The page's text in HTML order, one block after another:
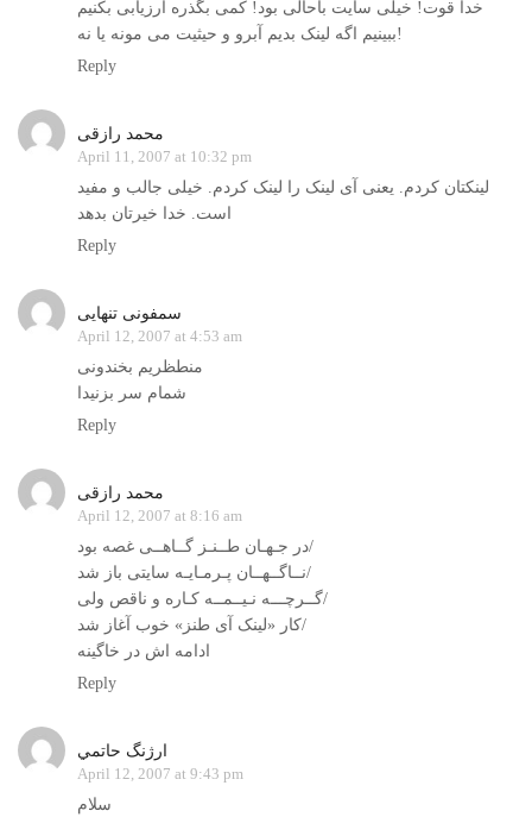
خدا قوت! خیلی سایت باحالی بود! کمی بگذره ارزیابی بکنیم
ببینیم اگه لینک بدیم آبرو و حیثیت می مونه یا نه!
Reply
محمد رازقی
April 11, 2007 at 10:32 pm
لینکتان کردم. یعنی آی لینک را لینک کردم. خیلی جالب و مفید
است. خدا خیرتان بدهد
Reply
سمفونی تنهایی
April 12, 2007 at 4:53 am
منطظریم بخندونی
شمام سر بزنیدا
Reply
محمد رازقی
April 12, 2007 at 8:16 am
در جـهـان طــنـز گــاهــی غصه بود/
نــاگــهــان پـرمـایـه سایتی باز شد/
گــرچـــه نـیــمــه کـاره و ناقص ولی/
کار «لینک آی طنز» خوب آغاز شد/
ادامه اش در خاگینه
Reply
ارژنگ حاتمي
April 12, 2007 at 9:43 pm
سلام